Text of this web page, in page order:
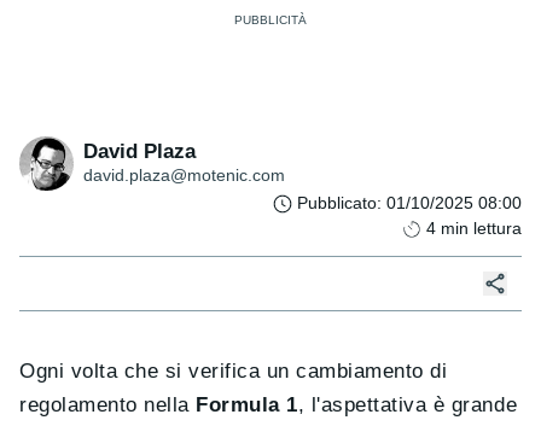
David Plaza
david.plaza@motenic.com
Pubblicato: 01/10/2025 08:00
4 min lettura
Ogni volta che si verifica un cambiamento di
regolamento nella Formula 1, l'aspettativa è grande